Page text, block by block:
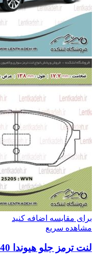
برای مقایسه اضافه کنید
مشاهده سریع
لنت ترمز جلو هیوندا I40 – آسیمکو Asimco